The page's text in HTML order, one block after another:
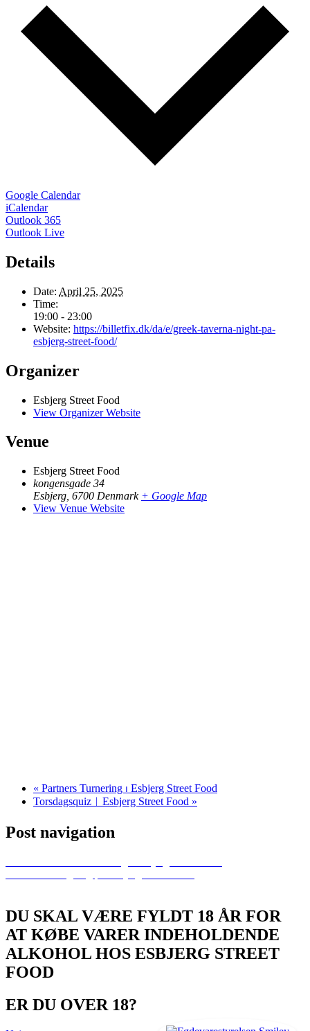
Google Calendar
iCalendar
Outlook 365
Outlook Live
Details
Date: April 25, 2025
Time:
19:00 - 23:00
Website: https://billetfix.dk/da/e/greek-taverna-night-pa-
esbjerg-street-food/
Organizer
Esbjerg Street Food
View Organizer Website
Venue
Esbjerg Street Food
kongensgade 34
Esbjerg 6700 Denmark + Google Map
View Venue Website
« Partners Turnering ⏐ Esbjerg Street Food
Torsdagsquiz︱Esbjerg Street Food »
Post navigation
DU SKAL VÆRE FYLDT 18 ÅR FOR
AT KØBE VARER INDEHOLDENDE
ALKOHOL HOS ESBJERG STREET
FOOD
ER DU OVER 18?